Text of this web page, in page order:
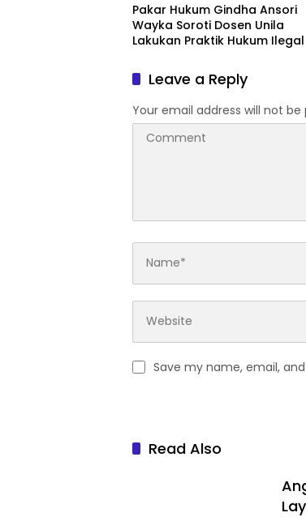
Pakar Hukum Gindha Ansori
Wayka Soroti Dosen Unila
Lakukan Praktik Hukum Ilegal
Leave a Reply
Your email address will not be
Save my name, email,
Read Also